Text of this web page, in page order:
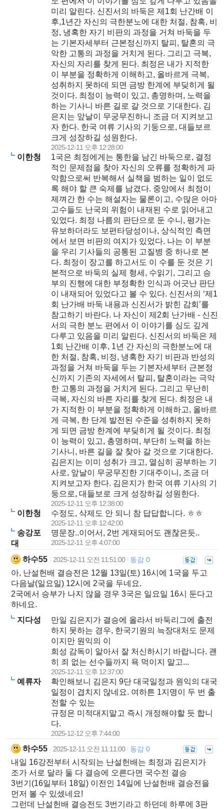
미리 알린다. 신진서의 바둑은 제1회 난간배 이
후,1년간 자신의 극한분노에 대한 처절, 참혹, 비
정, 냉혹한 자기 비판의 과정을 거쳐 바둑을 두
는 기본자세부터 근본정신까지 탈피, 탈혼의 극
악한 고통의 과정을 거치게 된다. 그리고 극복,
자신의 자리를 찾게 된다. 최정은 내가 지적한
이 부분을 정확하게 이해하고, 올바르게 극복,
성취하지 못하데 되면 금방 한계에 부딪히게 될
것이다. 최정이 능력이 있고, 총명하며, 노력을
하는 기사니 바른 길로 갈 것으로 기대한다. 김
은지는 앞날이 무궁무진하니 조금 더 지켜보고
자 한다. 한국 여류 기사의 기둥으로, 대들보르
크게 성장하길 성원한다.
2025-12-11 오후 12:28:00
이한청
1국은 최정에게는 통한을 남긴 바둑으로, 결정
적인 문제점을 찾아 자신의 오류를 정확하게 파
악함으로써 반복해서 실책을 범하는 일이 없도
록 해야 할 큰 숙제를 남겼다. 중앙에서 최정이
제껴간 한 수는 해설자는 물론이고, 수많은 아마
고수들도 난국의 위험이 내재된 수로 읽어내고
있었다. 최정 나름의 판단으로 둔 수니, 평가는
유보하더라도 보편타당성이나, 상식적인 측면
에서 보면 비판의 여지가 있었다. 나는 이 부분
을 우리 기사들의 공통된 고질병 중 하나로 본
다. 최정이 장고를 하고서도 이 수를 둔 것은 기
본적으로 바둑의 실제 형세, 수읽기, 그리고 승
부의 진행에 대한 부정확한 인식과 어긋난 판단
이 내재되어 있었다고 볼 수 있다. 신진서의 ‘제1
회 난가배 바둑 내용과 신진서가 밝힌 감회’를
참고하기 바란다. 나 자신이 제2회 난가배 - 신진
서의 극한 분노 편에서 이 이야기를 심도 깊게
다루고 있음을 미리 알린다. 신진서의 바둑은 제
1회 난간배 이후, 1년 간 자신의 극한분노에 대
한 처절, 참혹, 비정, 냉혹한 자기 비판과 반성의
과정을 거쳐 바둑을 두는 기본자세부터 근본정
신까지 기존의 자세에서 탈피, 탈혼이라는 극악
한 고통의 과정을 거치게 된다. 그리고 무난히
극복, 자신의 바른 자리를 찾게 된다. 최정은 내
가 지적한 이 부분을 정확하게 이해하고, 올바르
게 극복, 한 단계 발전된 수준을 성취하지 못하
게 되면 금방 한계에 부딪히게 될 것이다. 최정
이 능력이 있고, 총명하며, 부단히 노력을 하는
기사니, 바른 길을 잘 찾아 갈 것으로 기대한다.
김은지는 이미 성취가 크고, 열심히 공부하는 기
사로, 앞날이 무궁무진한 기대주이니, 조금 더
지켜보고자 한다. 김은지가 한국 여류 기사의 기
둥으로, 대들보로 크게 성장하길 성원한다.
2025-12-11 오후 12:38:00
이한청 수정도, 삭제도 안 되니 참 답답합니다. ㅎㅎ
2025-12-11 오후 12:42:00
송강포
대
명문장..이어서, 2번 게재되어도 괜찮은듯..
2025-12-11 오후 4:07:00
하수55 2025-12-11 오전 11:51:00 동감 0
아, 난설헌배 결승전은 12월 13일(토) 16시에 1국을 두고
다음날(일요일) 12시에 2국을 두네요.
2국에서 승부가 나지 않을 경우 3국은 일요일 16시 둔다고
하네요.
지다성
만일 김은지가 결승에 올라서 바둑리그에 출전
하지 못하는 경우, 한국기원의 늑장대처도 문제
이지만 원익의 이
희성 감독이 알아서 잘 처신하시기 바랍니다. 괜
히 죄 없는 선수들까지 욕 먹이지 말고...
2025-12-11 오후 12:37:00
예류자
확인해보니 김은지 9단 대국일정과 원익의 대국
일정이 겹치지 않네요. 여하튼 1지명이 두 번 출
전할 수 있는
규정은 미적대지말고 즉시 개정해야할 듯 합니
다.
2025-12-12 오후 7:44:00
하수55 2025-12-11 오전 11:11:00 동감 0
내일 16강전부터 시작되는 난설헌배는 최정과 김은지가
조가 서로 달라 둘 다 결승에 오른다면 국수전 결승
3번기(16일부터 18일) 이전인 14일에 난설헌배 결승전을
먼저 볼 수 있셌네요!
그런데 난설헌배 결승전도 3번기라고 하던데 하루에 3판